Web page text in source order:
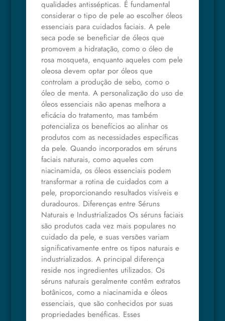
qualidades antissépticas. É fundamental
considerar o tipo de pele ao escolher óleos
essenciais para cuidados faciais. A pele
seca pode se beneficiar de óleos que
promovem a hidratação, como o óleo de
rosa mosqueta, enquanto aqueles com pele
oleosa devem optar por óleos que
controlam a produção de sebo, como o
óleo de menta. A personalização do uso de
óleos essenciais não apenas melhora a
eficácia do tratamento, mas também
potencializa os benefícios ao alinhar os
produtos com as necessidades específicas
da pele. Quando incorporados em séruns
faciais naturais, como aqueles com
niacinamida, os óleos essenciais podem
transformar a rotina de cuidados com a
pele, proporcionando resultados visíveis e
duradouros. Diferenças entre Séruns
Naturais e Industrializados Os séruns faciais
são produtos cada vez mais populares no
cuidado da pele, e suas versões variam
significativamente entre os tipos naturais e
industrializados. A principal diferença
reside nos ingredientes utilizados. Os
séruns naturais geralmente contêm extratos
botânicos, como a niacinamida e óleos
essenciais, que são conhecidos por suas
propriedades benéficas. Esses